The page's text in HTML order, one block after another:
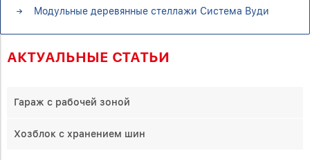
Модульные деревянные стеллажи Система Вуди
АКТУАЛЬНЫЕ СТАТЬИ
Гараж с рабочей зоной
Хозблок с хранением шин